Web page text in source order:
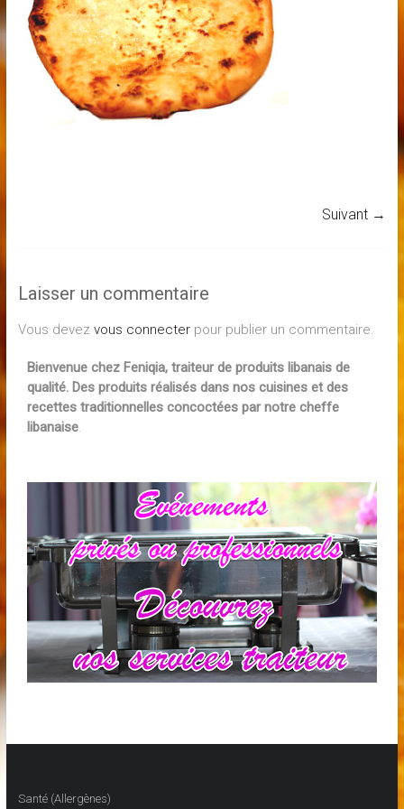
Suivant →
Laisser un commentaire
Vous devez vous connecterpour publier un commentaire.
Bienvenue chez Feniqia, traiteur de produits libanais de
qualité. Des produits réalisés dans nos cuisines et des
recettes traditionnelles concoctées par notre cheffe
libanaise.
Santé (Allergènes)